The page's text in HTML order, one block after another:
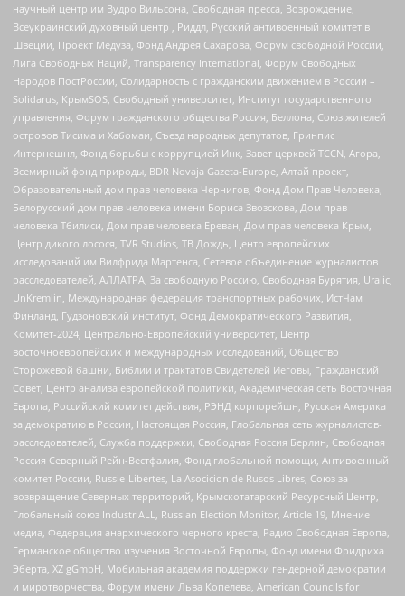
научный центр им Вудро Вильсона, Свободная пресса, Возрождение,
Всеукраинский духовный центр , Риддл, Русский антивоенный комитет в
Швеции, Проект Медуза, Фонд Андрея Сахарова, Форум свободной России,
Лига Свободных Наций, Transparеncy International, Форум Свободных
Народов ПостРоссии, Солидарность с гражданским движением в России –
Solidarus, КрымSOS, Свободный университет, Институт государственного
управления, Форум гражданского общества Россия, Беллона, Союз жителей
островов Тисима и Хабомаи, Съезд народных депутатов, Гринпис
Интернешнл, Фонд борьбы с коррупцией Инк, Завет церквей TCCN, Агора,
Всемирный фонд природы, BDR Novaja Gazeta-Europe, Алтай проект,
Образовательный дом прав человека Чернигов, Фонд Дом Прав Человека,
Белорусский дом прав человека имени Бориса Звозскова, Дом прав
человека Тбилиси, Дом прав человека Ереван, Дом прав человека Крым,
Центр дикого лосося, TVR Studios, ТВ Дождь, Центр европейских
исследований им Вилфрида Мартенса, Сетевое объединение журналистов
расследователей, АЛЛАТРА, За свободную Россию, Свободная Бурятия, Uralic,
UnKremlin, Международная федерация транспортных рабочих, ИстЧам
Финланд, Гудзоновский институт, Фонд Демократического Развития,
Комитет-2024, Центрально-Европейский университет, Центр
восточноевропейских и международных исследований, Общество
Сторожевой башни, Библии и трактатов Свидетелей Иеговы, Гражданский
Совет, Центр анализа европейской политики, Академическая сеть Восточная
Европа, Российский комитет действия, РЭНД корпорейшн, Русская Америка
за демократию в России, Настоящая Россия, Глобальная сеть журналистов-
расследователей, Служба поддержки, Свободная Россия Берлин, Свободная
Россия Северный Рейн-Вестфалия, Фонд глобальной помощи, Антивоенный
комитет России, Russie-Libertes, La Asocicion de Rusos Libres, Союз за
возвращение Северных территорий, Крымскотатарский Ресурсный Центр,
Глобальный союз IndustriALL, Russian Election Monitor, Article 19, Мнение
медиа, Федерация анархического черного креста, Радио Свободная Европа,
Германское общество изучения Восточной Европы, Фонд имени Фридриха
Эберта, XZ gGmbH, Мобильная академия поддержки гендерной демократии
и миротворчества, Форум имени Льва Копелева, American Councils for